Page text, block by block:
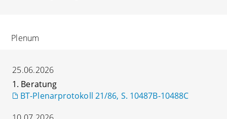
Plenum
25.06.2026
1. Beratung
BT-Plenarprotokoll 21/86, S. 10487B-10488C